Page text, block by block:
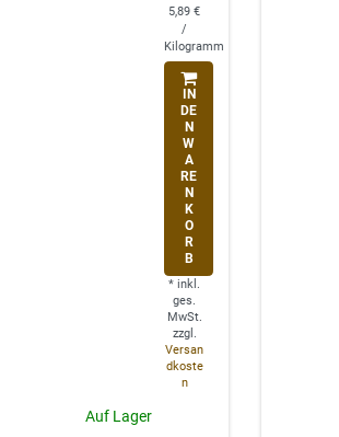
5,89 €
/
Kilogramm
IN
DE
N
W
A
RE
N
K
O
R
B
* inkl.
ges.
MwSt.
zzgl.
Versan
dkoste
n
Auf Lager